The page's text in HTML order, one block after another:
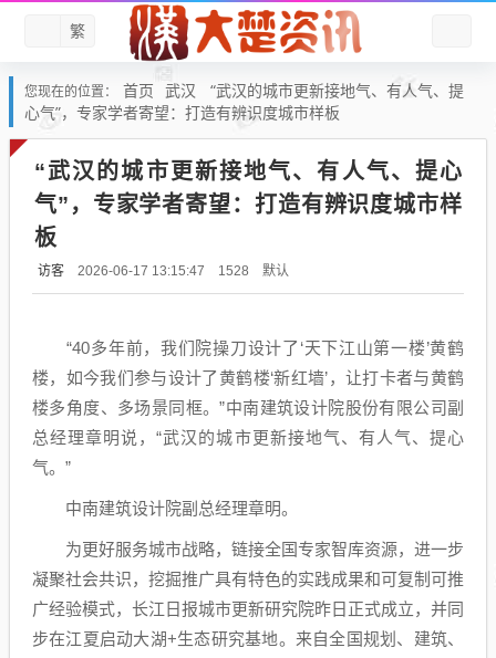
繁
您现在的位置： 首页 武汉
“武汉的城市更新接地气、有人气、提
心气”，专家学者寄望：打造有辨识度城市样板
“武汉的城市更新接地气、有人气、提心
气”，专家学者寄望：打造有辨识度城市样
板
访客 2026-06-17 13:15:47 1528 默认
“40多年前，我们院操刀设计了‘天下江山第一楼’黄鹤
楼，如今我们参与设计了黄鹤楼‘新红墙’，让打卡者与黄鹤
楼多角度、多场景同框。”中南建筑设计院股份有限公司副
总经理章明说，“武汉的城市更新接地气、有人气、提心
气。”
中南建筑设计院副总经理章明。
为更好服务城市战略，链接全国专家智库资源，进一步
凝聚社会共识，挖掘推广具有特色的实践成果和可复制可推
广经验模式，长江日报城市更新研究院昨日正式成立，并同
步在江夏启动大湖+生态研究基地。来自全国规划、建筑、